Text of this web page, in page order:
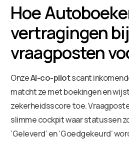
Hoe
vertragingen bij
vraagposten
OnzeAI-co-pilotscant
matcht ze met boekingen en
zekerheidsscore toe.
slimme cockpit waar statussen
‘Geleverd’ en ‘Goedgekeurd’